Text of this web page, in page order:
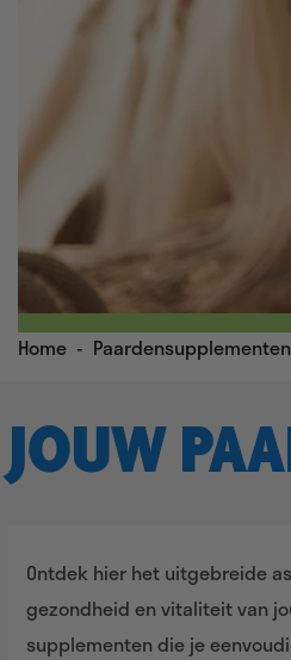
Home - Paardensupplementen
JOUW
Ontdek hier het uitgebreide
gezondheid en vitaliteit van
supplementen die je